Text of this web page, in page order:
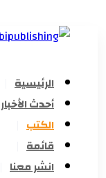
الرئيسية
أحدث الأخبار
الكتب
قائمة
انشر معنا